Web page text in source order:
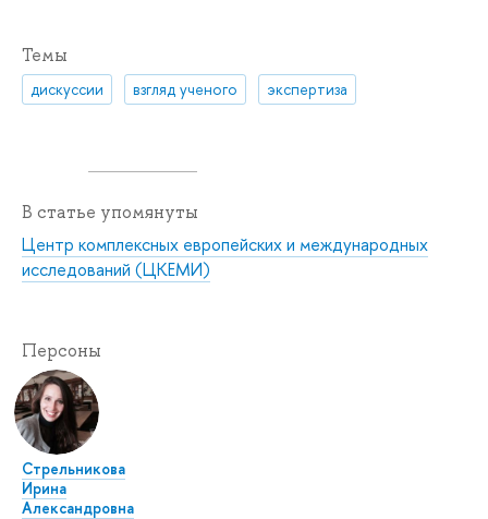
Темы
дискуссии взгляд ученого экспертиза
В статье упомянуты
Центр комплексных европейских и международных
исследований (ЦКЕМИ)
Персоны
Стрельникова
Ирина
Александровна